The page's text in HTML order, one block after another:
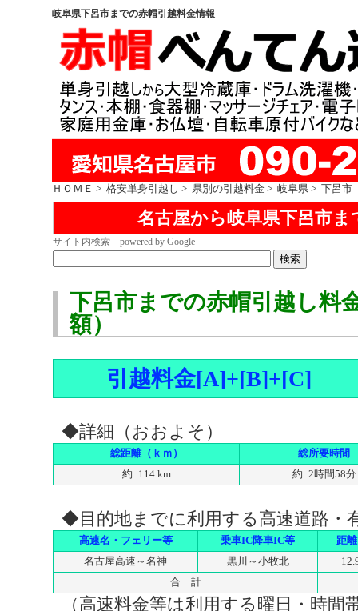
岐阜県下呂市までの赤帽引越料金情報
ＨＯＭＥ > 格安単身引越し > 県別の引越料金 > 岐阜県 > 下呂市
名古屋から岐阜県下呂市
サイト内検索 powered by Google
下呂市までの赤帽引越し料
額）
引越料金[A]+[B]+[C]
◆詳細（おおよそ）
総距離（ｋｍ）
総所要時間
約 114 km
約 2時間58分
◆目的地までに利用する高速道路・
高速名・フェリー等 乗車IC降車IC等
距
名古屋高速～名神
黒川～小牧北
合 計
（高速料金等は利用する曜日・時